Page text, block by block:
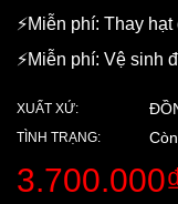
⚡️Miễn phí: Thay
⚡️Miễn phí: Vệ sinh
XUẤT XỨ:
TÌNH TRẠNG: